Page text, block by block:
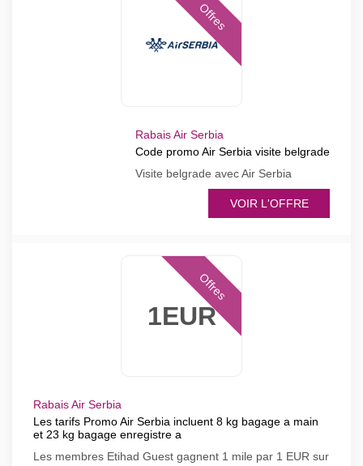
Offres
Rabais Air Serbia
Code promo Air Serbia visite belgrade
Visite belgrade avec Air Serbia
VOIR L'OFFRE
1EUR
Offres
Rabais Air Serbia
Les tarifs Promo Air Serbia incluent 8 kg bagage a main
et 23 kg bagage enregistre a
Les membres Etihad Guest gagnent 1 mile par 1 EUR sur